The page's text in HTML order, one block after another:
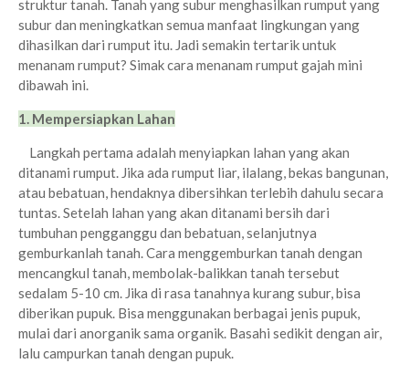
struktur tanah. Tanah yang subur menghasilkan rumput yang
subur dan meningkatkan semua manfaat lingkungan yang
dihasilkan dari rumput itu. Jadi semakin tertarik untuk
menanam rumput? Simak cara menanam rumput gajah mini
dibawah ini.
1. Mempersiapkan Lahan
Langkah pertama adalah menyiapkan lahan yang akan
ditanami rumput. Jika ada rumput liar, ilalang, bekas bangunan,
atau bebatuan, hendaknya dibersihkan terlebih dahulu secara
tuntas. Setelah lahan yang akan ditanami bersih dari
tumbuhan pengganggu dan bebatuan, selanjutnya
gemburkanlah tanah. Cara menggemburkan tanah dengan
mencangkul tanah, membolak-balikkan tanah tersebut
sedalam 5-10 cm. Jika di rasa tanahnya kurang subur, bisa
diberikan pupuk. Bisa menggunakan berbagai jenis pupuk,
mulai dari anorganik sama organik. Basahi sedikit dengan air,
lalu campurkan tanah dengan pupuk.